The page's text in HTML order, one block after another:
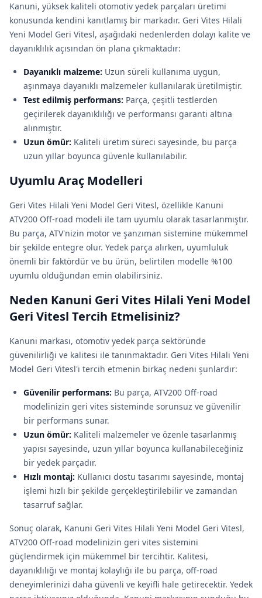
Kanuni, yüksek kaliteli otomotiv yedek parçaları üretimi
konusunda kendini kanıtlamış bir markadır. Geri Vites Hilali
Yeni Model Geri Vitesl, aşağıdaki nedenlerden dolayı kalite ve
dayanıklılık açısından ön plana çıkmaktadır:
Dayanıklı malzeme: Uzun süreli kullanıma uygun,
aşınmaya dayanıklı malzemeler kullanılarak üretilmiştir.
Test edilmiş performans: Parça, çeşitli testlerden
geçirilerek dayanıklılığı ve performansı garanti altına
alınmıştır.
Uzun ömür: Kaliteli üretim süreci sayesinde, bu parça
uzun yıllar boyunca güvenle kullanılabilir.
Uyumlu Araç Modelleri
Geri Vites Hilali Yeni Model Geri Vitesl, özellikle Kanuni
ATV200 Off-road modeli ile tam uyumlu olarak tasarlanmıştır.
Bu parça, ATV'nizin motor ve şanzıman sistemine mükemmel
bir şekilde entegre olur. Yedek parça alırken, uyumluluk
önemli bir faktördür ve bu ürün, belirtilen modelle %100
uyumlu olduğundan emin olabilirsiniz.
Neden Kanuni Geri Vites Hilali Yeni Model
Geri Vitesl Tercih Etmelisiniz?
Kanuni markası, otomotiv yedek parça sektöründe
güvenilirliği ve kalitesi ile tanınmaktadır. Geri Vites Hilali Yeni
Model Geri Vitesl'i tercih etmenin birkaç nedeni şunlardır:
Güvenilir performans: Bu parça, ATV200 Off-road
modelinizin geri vites sisteminde sorunsuz ve güvenilir
bir performans sunar.
Uzun ömür: Kaliteli malzemeler ve özenle tasarlanmış
yapısı sayesinde, uzun yıllar boyunca kullanabileceğiniz
bir yedek parçadır.
Hızlı montaj: Kullanıcı dostu tasarımı sayesinde, montaj
işlemi hızlı bir şekilde gerçekleştirilebilir ve zamandan
tasarruf sağlar.
Sonuç olarak, Kanuni Geri Vites Hilali Yeni Model Geri Vitesl,
ATV200 Off-road modelinizin geri vites sistemini
güçlendirmek için mükemmel bir tercihtir. Kalitesi,
dayanıklılığı ve montaj kolaylığı ile bu parça, off-road
deneyimlerinizi daha güvenli ve keyifli hale getirecektir. Yedek